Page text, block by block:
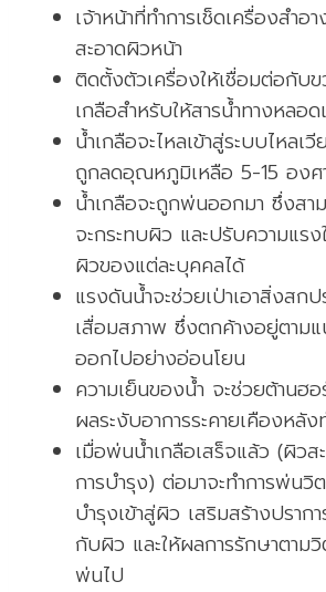
เจ้าหน้าที่ทำการเช็ดเครื่องสำอ
สะอาดผิวหน้า
ติดตั้งตัวเครื่องให้เชื่อมต่อกับข
เกลือสำหรับให้สารน้ำทางหลอด
น้ำเกลือจะไหลเข้าสู่ระบบไหลเ
ถูกลดอุณหภูมิเหลือ 5-15 องศ
น้ำเกลือจะถูกพ่นออกมา ซึ่งสา
จะกระทบผิว และปรับความแร
ผิวของแต่ละบุคคลได้
แรงดันน้ำจะช่วยเป่าเอาสิ่งสก
เสื่อมสภาพ ซึ่งตกค้างอยู่ตาม
ออกไปอย่างอ่อนโยน
ความเย็นของน้ำ จะช่วยต้านฮ
ผลระงับอาการระคายเคืองหลัง
เมื่อพ่นน้ำเกลือเสร็จแล้ว (ผิว
การบำรุง) ต่อมาจะทำการพ่นวิ
บำรุงเข้าสู่ผิว เสริมสร้างปราก
กับผิว และให้ผลการรักษาตามวิ
พ่นไป